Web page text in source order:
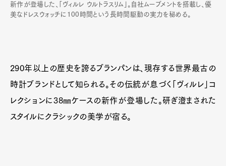
新作が登場した、「ヴィルレ ウルトラスリム」。自社ムーブメントを搭載し、優
美なドレスウォッチに100時間という長時間駆動の実力を秘める。
290年以上の歴史を誇るブランパンは、現存する世界最古の
時計ブランドとして知られる。その伝統が息づく「ヴィルレ」コ
レクションに38㎜ケースの新作が登場した。研ぎ澄まされた
スタイルにクラシックの美学が宿る。